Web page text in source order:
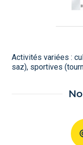
Activités variées :
saz), sportives